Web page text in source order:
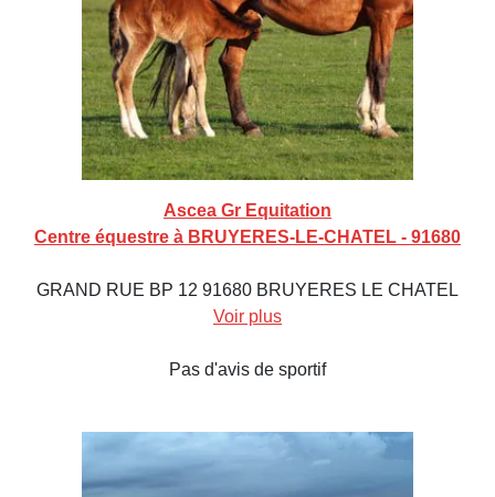
Ascea Gr Equitation
Centre équestre à BRUYERES-LE-CHATEL - 91680
GRAND RUE BP 12 91680 BRUYERES LE CHATEL
Voir plus
Pas d'avis de sportif